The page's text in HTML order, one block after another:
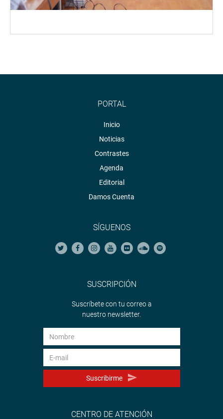
PORTAL
Inicio
Noticias
Contrastes
Agenda
Editorial
Damos Cuenta
SÍGUENOS
SUSCRIPCIÓN
Suscríbete con tu correo a
nuestro newsletter.
Suscribirme
CENTRO DE ATENCIÓN